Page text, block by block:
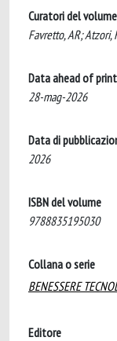
Curatori del volume
Favretto, AR; Atzori,
Data ahead of
28-mag-2026
Data di
2026
ISBN del volume
9788835195030
Collana o serie
BENESSERE
Editore